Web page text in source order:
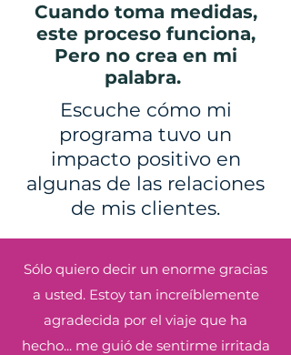
Cuando toma medidas,
este proceso funciona,
Pero no crea en mi
palabra.
Escuche cómo mi
programa tuvo un
impacto positivo en
algunas de las relaciones
de mis clientes.
Sólo quiero decir un enorme gracias
a usted. Estoy tan increíblemente
agradecida por el viaje que ha
hecho... me guió de sentirme irritada